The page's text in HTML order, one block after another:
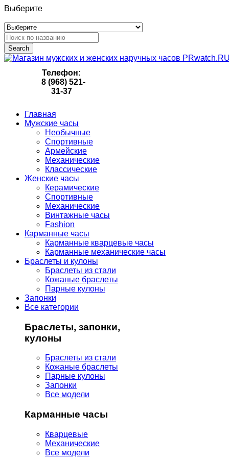
Выберите
Search
Телефон:
8 (968) 521-
31-37
Главная
Мужские часы
Необычные
Спортивные
Армейские
Механические
Классические
Женские часы
Керамические
Спортивные
Механические
Винтажные часы
Fashion
Карманные часы
Карманные кварцевые часы
Карманные механические часы
Браслеты и кулоны
Браслеты из стали
Кожаные браслеты
Парные кулоны
Запонки
Все категории
Браслеты, запонки,
кулоны
Браслеты из стали
Кожаные браслеты
Парные кулоны
Запонки
Все модели
Карманные часы
Кварцевые
Механические
Все модели